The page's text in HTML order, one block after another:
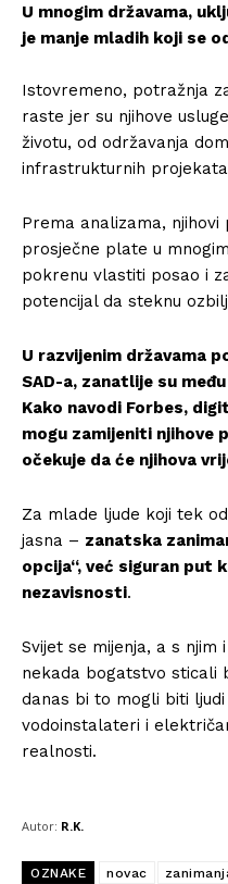
U mnogim državama,
je manje mladih koji se
Istovremeno, potražnja
raste jer su njihove
životu, od održavanja
infrastrukturnih
Prema analizama, njihovi
prosječne plate u
pokrenu vlastiti posao i
potencijal da steknu
U razvijenim državama
SAD-a, zanatlije su
Kako navodi Forbes,
mogu zamijeniti njihove
očekuje da će njihova
Za mlade ljude koji tek
jasna – zanatska
opcija“, već siguran
nezavisnosti.
Svijet se mijenja, a s njim
nekada bogatstvo sticali
danas bi to mogli biti
vodoinstalateri i
realnosti.
Autor: R.K.
OZNAKE novac